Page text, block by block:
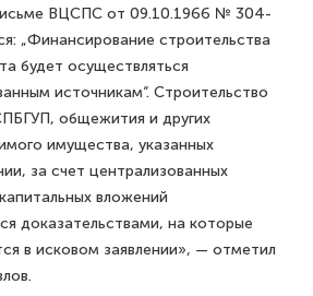
ВЦСПС от 09.10.1966 № 304-
„Финансирование строительства
будет осуществляться
источникам“. Строительство
общежития и других
имущества, указанных
за счет централизованных
вложений
доказательствами, на которые
в исковом заявлении», — отметил